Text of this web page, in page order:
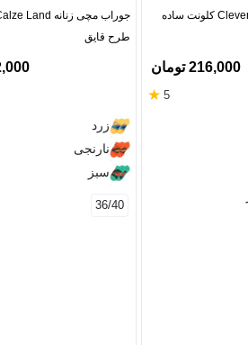
جوراب مچی مردانه Clevent کلونت ساده
216,000 تومان
5
★
طرح قایق
زرد
نارنجی
سبز
36/40